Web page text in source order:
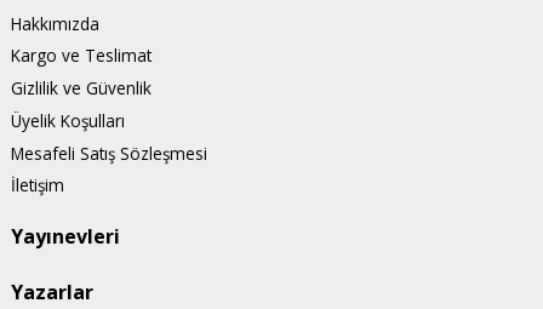
Hakkımızda
Kargo ve Teslimat
Gizlilik ve Güvenlik
Üyelik Koşulları
Mesafeli Satış Sözleşmesi
İletişim
Yayınevleri
Yazarlar